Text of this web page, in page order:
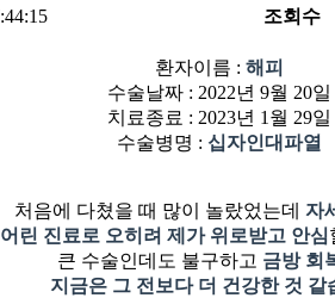
조회수
환자이름 : 해피
수술날짜 : 2022년 9월 20일
치료종료 : 2023년 1월 29일
수술병명 : 십자인대파열
처음에 다쳤을 때 많이 놀랐었는데 자
린 진료로 오히려 제가 위로받고 안심
큰 수술인데도 불구하고 금방 회
지금은 그 전보다 더 건강한 것 같